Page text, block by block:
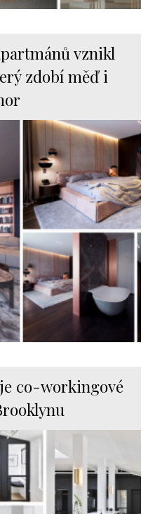
vznikl
zdobí měď i
co-workingové